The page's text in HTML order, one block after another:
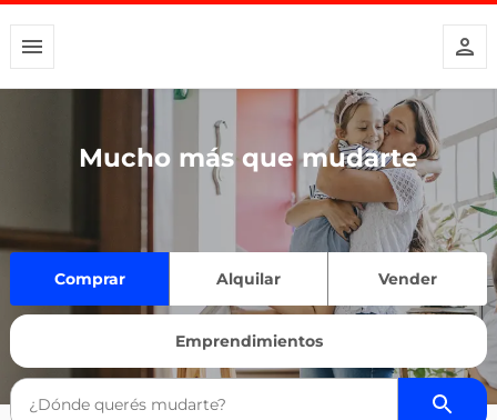
Mucho más que mudarte
Comprar Alquilar Vender
Emprendimientos